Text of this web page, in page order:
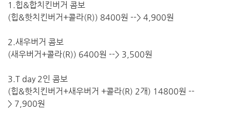
1.힙&합치킨버거 콤보
(힙&핫치킨버거+콜라(R)) 8400원 --> 4,900원
2.새우버거 콤보
(새우버거+콜라(R)) 6400원 --> 3,500원
3.T day 2인 콤보
(힙&핫치킨버거+새우버거 +콜라(R) 2개) 14800원 --
> 7,900원